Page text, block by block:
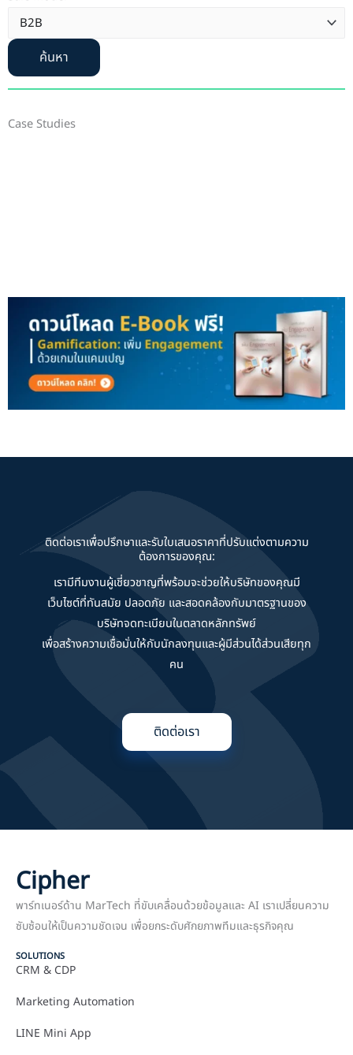
ค้นหา
Case Studies
ติดต่อเราเพื่อปรึกษาและรับใบเสนอราคาที่ปรับแต่งตามความ
ต้องการของคุณ:
เรามีทีมงานผู้เชี่ยวชาญที่พร้อมจะช่วยให้บริษัทของคุณมี
เว็บไซต์ที่ทันสมัย ปลอดภัย และสอดคล้องกับมาตรฐานของ
บริษัทจดทะเบียนในตลาดหลักทรัพย์
เพื่อสร้างความเชื่อมั่นให้กับนักลงทุนและผู้มีส่วนได้ส่วนเสียทุก
คน
ติดต่อเรา
Cipher
พาร์ทเนอร์ด้าน MarTech ที่ขับเคลื่อนด้วยข้อมูลและ AI เราเปลี่ยนความ
ซับซ้อนให้เป็นความชัดเจน เพื่อยกระดับศักยภาพทีมและธุรกิจคุณ
SOLUTIONS
CRM & CDP
Marketing Automation
LINE Mini App